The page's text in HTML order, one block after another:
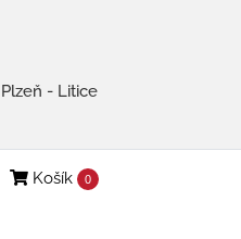
Košík 0
- Litice
| jdetorazdva